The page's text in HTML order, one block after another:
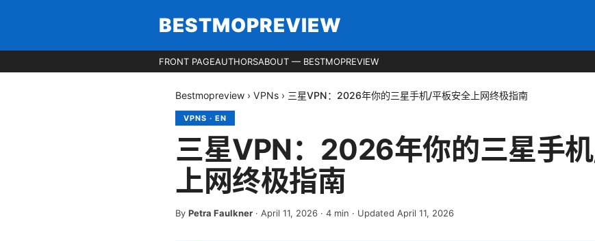
BESTMOPREVIEW
FRONT PAGEAUTHORSABOUT — BESTMOPREVIEW
Bestmopreview › VPNs › 三星VPN：2026年你的三星手机/平板安全上网终极指南
VPNS · EN
三星VPN：2026年你的三星手
上网终极指南
By Petra Faulkner · April 11, 2026 · 4 min · Updated April 11, 2026